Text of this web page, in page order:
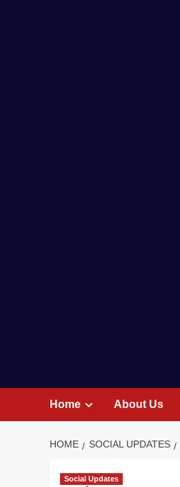
Home About Us
HOME SOCIAL UPDATES
Social Updates